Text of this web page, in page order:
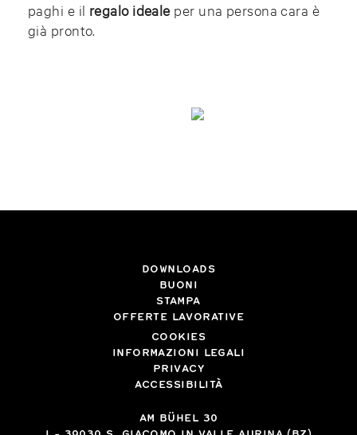
paghi e il regalo idealeper una persona cara è
già pronto.
DOWNLOADS
BUONI
STAMPA
OFFERTE LAVORATIVE
COOKIES
INFORMAZIONI LEGALI
PRIVACY
ACCESSIBILITÀ
AM BÜHEL 30